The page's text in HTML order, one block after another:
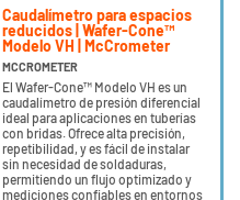
Caudalímetro para espacios
reducidos | Wafer-Cone™
Modelo VH | McCrometer
MCCROMETER
El Wafer-Cone™ Modelo VH es un
caudalímetro de presión diferencial
ideal para aplicaciones en tuberías
con bridas. Ofrece alta precisión,
repetibilidad, y es fácil de instalar
sin necesidad de soldaduras,
permitiendo un flujo optimizado y
mediciones confiables en entornos